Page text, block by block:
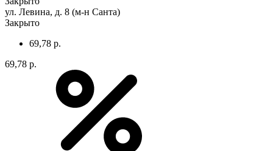
ул. Левина, д. 8 (м-н Санта)
Закрыто
69,78 р.
69,78 р.